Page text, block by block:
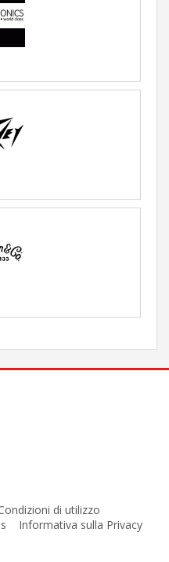
di utilizzo
Informativa sulla Privacy